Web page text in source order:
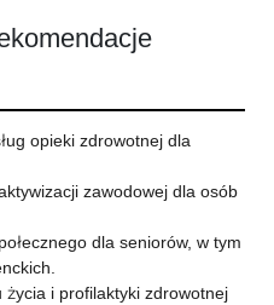
opieki zdrowotnej dla
zawodowej dla osób
dla seniorów, w tym
i profilaktyki zdrowotnej